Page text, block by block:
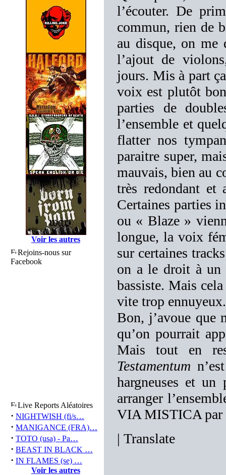
Voir les autres
Rejoins-nous sur
Facebook
Live Reports Aléatoires
· NIGHTWISH (fi/s…
· MANIGANCE (FRA)…
· TOTO (usa) - Pa…
· BEAST IN BLACK …
· IN FLAMES (se) …
Voir les autres
l’écouter. De
commun, rien de
au disque, on me
l’ajout de
jours. Mis à part
voix est plutôt
parties de
l’ensemble et
flatter nos
paraitre super,
mauvais, bien au
très redondant et
Certaines parties
ou « Blaze »
longue, la voix
sur certaines
on a le droit à un
bassiste. Mais
vite trop ennuyeux.
Bon, j’avoue que
qu’on pourrait
Mais tout en
Testamentum
hargneuses et
arranger
VIA MISTICA par
| Translate